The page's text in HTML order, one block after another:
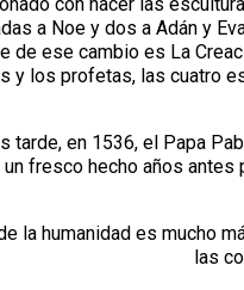
a Noe y dos a Adán y
de ese cambio es La
y los profetas, las cuatro
tarde, en 1536, el Papa
fresco hecho años antes
la humanidad es mucho
las